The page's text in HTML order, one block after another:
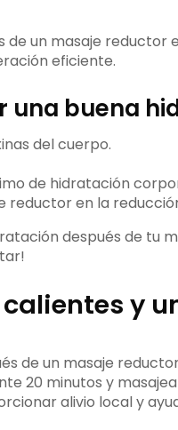
de un masaje reductor
eficiente.
una buena
del cuerpo.
de hidratación
reductor en la
después de tu
y
de un masaje
20 minutos y
alivio local y